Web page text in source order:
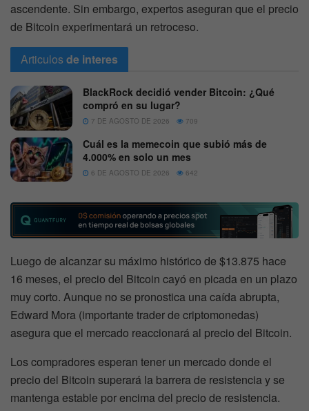
ascendente. Sin embargo, expertos aseguran que el precio
de Bitcoin experimentará un retroceso.
Articulosde interes
BlackRock decidió vender Bitcoin: ¿Qué
compró en su lugar?
7 DE AGOSTO DE 2026 709
Cuál es la memecoin que subió más de
4.000% en solo un mes
6 DE AGOSTO DE 2026 642
Luego de alcanzar su máximo histórico de $13.875 hace
16 meses, el precio del Bitcoin cayó en picada en un plazo
muy corto. Aunque no se pronostica una caída abrupta,
Edward Mora (importante trader de criptomonedas)
asegura que el mercado reaccionará al precio del Bitcoin.
Los compradores esperan tener un mercado donde el
precio del Bitcoin superará la barrera de resistencia y se
mantenga estable por encima del precio de resistencia.